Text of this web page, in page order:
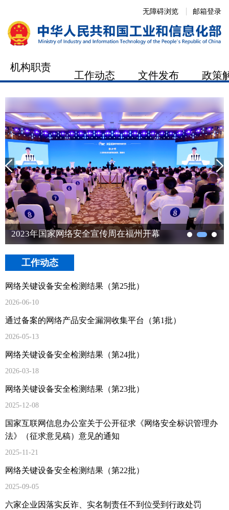
邮箱登录
无障碍浏览
机构职责
工作动态 文件发布 政策
2023年国家网络安全宣传周在福州开幕
工作动态
网络关键设备安全检测结果（第25批）
2026-06-10
通过备案的网络产品安全漏洞收集平台（第1批）
2026-05-13
网络关键设备安全检测结果（第24批）
2026-03-18
网络关键设备安全检测结果（第23批）
2025-12-08
国家互联网信息办公室关于公开征求《网络安全标识管理办
法》（征求意见稿）意见的通知
2025-11-21
网络关键设备安全检测结果（第22批）
2025-09-05
六家企业因落实反诈、实名制责任不到位受到行政处罚